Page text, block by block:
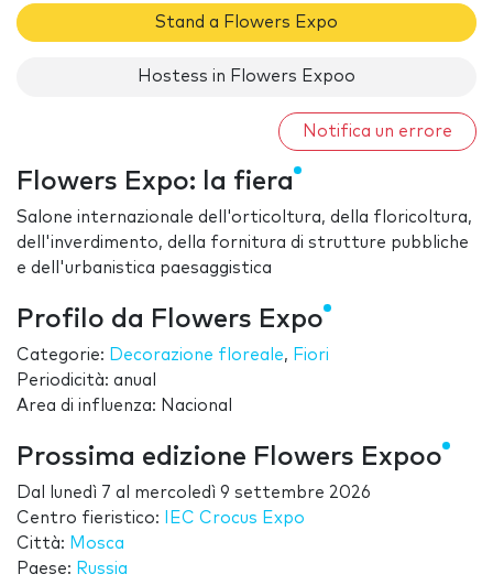
Stand a Flowers Expo
Hostess in Flowers Expoo
Notifica un errore
Flowers Expo: la fiera
Salone internazionale dell'orticoltura, della floricoltura,
dell'inverdimento, della fornitura di strutture pubbliche
e dell'urbanistica paesaggistica
Profilo da Flowers Expo
Categorie: Decorazione floreale, Fiori
Periodicità: anual
Area di influenza: Nacional
Prossima edizione Flowers Expoo
Dal lunedì 7 al mercoledì 9 settembre 2026
Centro fieristico:
IEC Crocus Expo
Città: Mosca
Paese: Russia